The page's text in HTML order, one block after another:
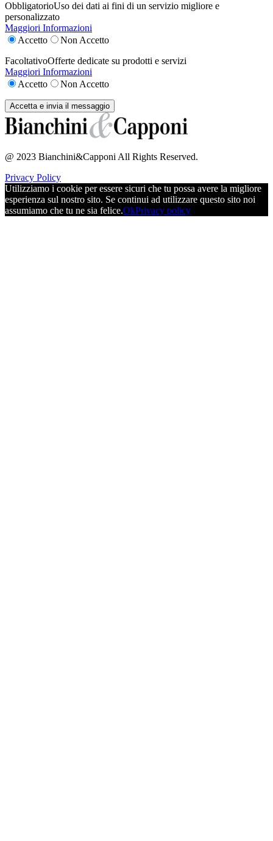
ObbligatorioUso dei dati ai fini di un servizio migliore e
personalizzato
Maggiori Informazioni
Accetto
Non Accetto
FacoltativoOfferte dedicate su prodotti e servizi
Maggiori Informazioni
Accetto
Non Accetto
@ 2023 Bianchini&Capponi All Rights Reserved.
Privacy Policy
Utilizziamo i cookie per essere sicuri che tu possa avere la migliore
esperienza sul nostro sito. Se continui ad utilizzare questo sito noi
assumiamo che tu ne sia felice.OkPrivacy policy